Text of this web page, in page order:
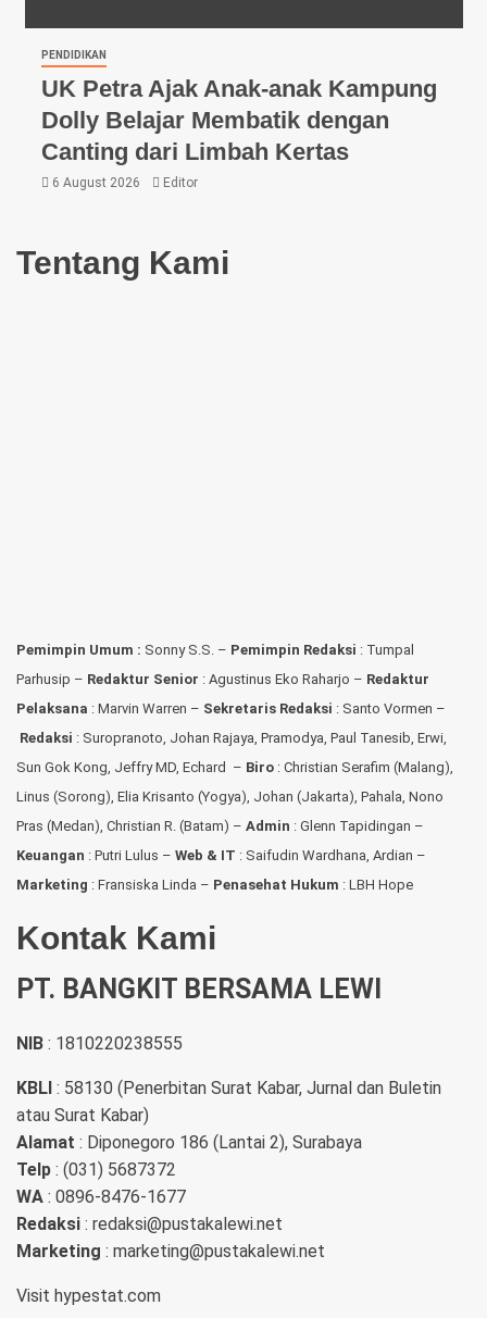
PENDIDIKAN
UK Petra Ajak Anak-anak Kampung
Dolly Belajar Membatik dengan
Canting dari Limbah Kertas
6 August 2026 Editor
Tentang Kami
Pemimpin Umum : Sonny S.S. – Pemimpin Redaksi : Tumpal
Parhusip – Redaktur Senior : Agustinus Eko Raharjo – Redaktur
Pelaksana : Marvin Warren – Sekretaris Redaksi : Santo Vormen –
Redaksi : Suropranoto, Johan Rajaya, Pramodya, Paul Tanesib, Erwi,
Sun Gok Kong, Jeffry MD, Echard – Biro : Christian Serafim (Malang),
Linus (Sorong), Elia Krisanto (Yogya), Johan (Jakarta), Pahala, Nono
Pras (Medan), Christian R. (Batam) – Admin : Glenn Tapidingan –
Keuangan : Putri Lulus – Web & IT : Saifudin Wardhana, Ardian –
Marketing : Fransiska Linda – Penasehat Hukum : LBH Hope
Kontak Kami
PT. BANGKIT BERSAMA LEWI
NIB : 1810220238555
KBLI : 58130 (Penerbitan Surat Kabar, Jurnal dan Buletin
atau Surat Kabar)
Alamat : Diponegoro 186 (Lantai 2), Surabaya
Telp : (031) 5687372
WA : 0896-8476-1677
Redaksi : redaksi@pustakalewi.net
Marketing : marketing@pustakalewi.net
Visit hypestat.com